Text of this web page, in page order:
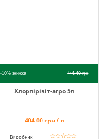
-10%знижка 444.40грн
Хлорпірівіт-агро 5л
404.00 грн / л
Виробник
☆☆☆☆☆